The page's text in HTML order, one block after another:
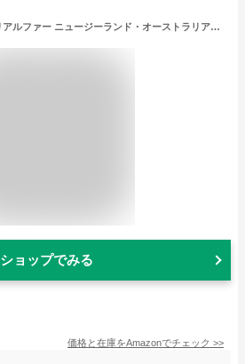
ムートンスリッパ リアルファー ニュージーランド・オーストラリア産 高級 ムートン ルームシューズ あったか スリッパ おしゃれ 天然素材 人気 冷え対策 寒さ防止 蒸れない ふわふわ もこもこ (ホワイト, Ｍサイズ（２２～２４ｃｍ）, measurement_22_point_0_centimeters)
ショップでみる
価格と在庫をAmazonでチェック >>